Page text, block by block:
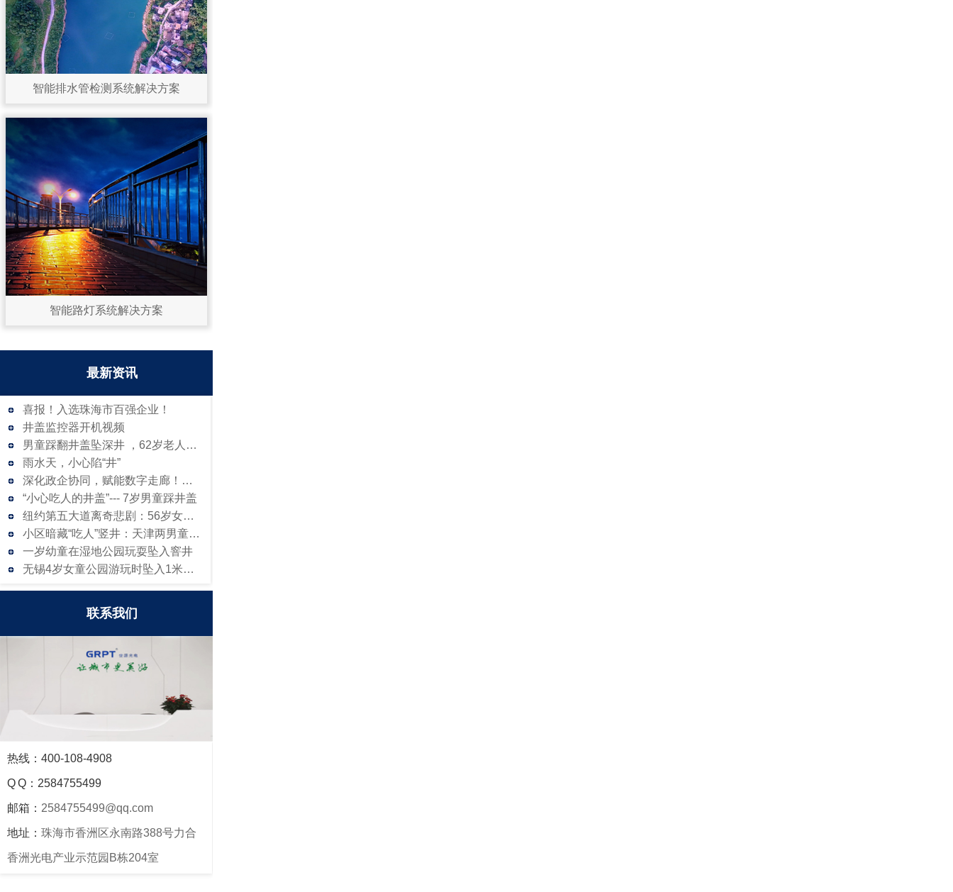
智能排水管检测系统解决方案
智能路灯系统解决方案
最新资讯
喜报！入选珠海市百强企业！
井盖监控器开机视频
男童踩翻井盖坠深井 ，62岁老人不顾危险
雨水天，小心陷“井”
深化政企协同，赋能数字走廊！街道及科创城
“小心吃人的井盖”--- 7岁男童踩井盖
纽约第五大道离奇悲剧：56岁女子刚停好奔
小区暗藏“吃人”竖井：天津两男童从6米高
一岁幼童在湿地公园玩耍坠入窨井
无锡4岁女童公园游玩时坠入1米深井
联系我们
热线：400-108-4908
Q Q：2584755499
邮箱： 2584755499@qq.com
地址： 珠海市香洲区永南路388号力合
香洲光电产业示范园B栋204室